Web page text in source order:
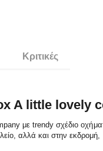
Κριτικές
A little lovely
με trendy σχέδιο
αλλά και στην